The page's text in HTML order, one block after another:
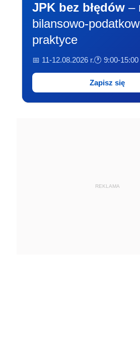
JPK bez błędów –
bilansowo-
praktyce
📅 11-12.08.2026 r.🕐 9:00-15:00
Zapisz się
REKLAMA